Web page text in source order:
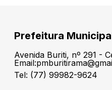
Prefeitura
Avenida Buriti, nº 291 -
Tel: (77) 99982-9624